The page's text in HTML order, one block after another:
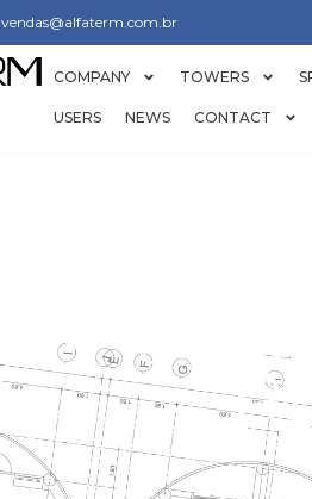
vendas@alfaterm.com.br
COMPANY TOWERS
USERS NEWS CONTACT